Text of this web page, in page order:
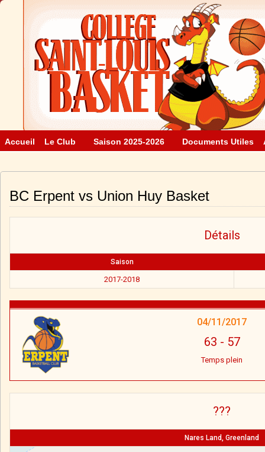
Accueil Le Club Saison 2025-2026 Documents Utiles
BC Erpent vs Union Huy Basket
Détails
Saison
2017-2018
04/11/2017
63 - 57
Temps plein
???
Nares Land, Greenland